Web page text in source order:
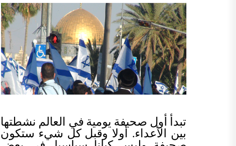
تبدأ أول صحيفة يومية في العالم نشطتها
بين الأعداء. أولا وقبل كل شيء ستكون